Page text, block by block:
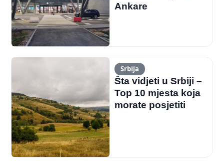
Ankare
Srbija
Šta vidjeti u Srbiji –
Top 10 mjesta koja
morate posjetiti